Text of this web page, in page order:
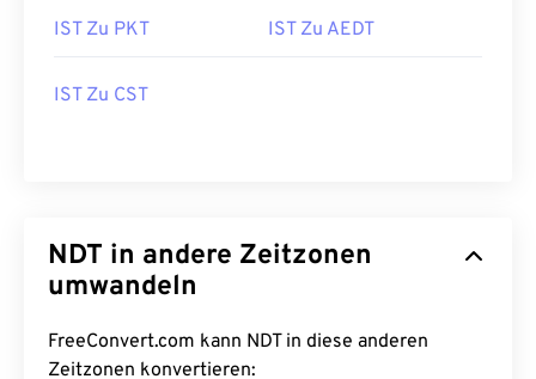
IST Zu PKT IST Zu AEDT
IST Zu CST
NDT in andere Zeitzonen
umwandeln
FreeConvert.com kann NDT in diese anderen
Zeitzonen konvertieren: